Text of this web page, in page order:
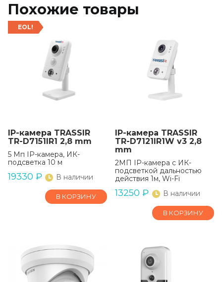
Похожие товары
EOL!
IP-камера TRASSIR
TR-D7151IR1 2,8 mm
5 Мп IP-камера, ИК-
подсветка 10 м
19330 ₽ В наличии
В КОРЗИНУ
IP-камера TRASSIR
TR-D7121IR1W v3 2,8
mm
2МП IP-камера с ИК-
подсветкой дальностью
действия 1м, Wi-Fi
13250 ₽ В наличии
В КОРЗИНУ